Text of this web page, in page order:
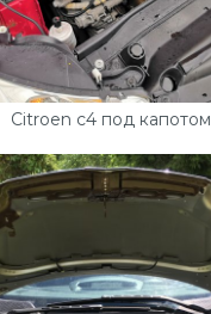
Citroen c4 под капотом